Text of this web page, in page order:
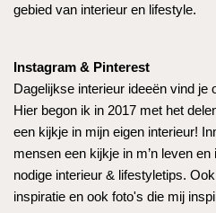
gebied van interieur en lifestyle.
Instagram & Pinterest
Dagelijkse interieur ideeën vind je
Hier begon ik in 2017 met het
een kijkje in mijn eigen interieur!
mensen een kijkje in m’n leven
nodige interieur & lifestyletips.
inspiratie en ook foto's die mij